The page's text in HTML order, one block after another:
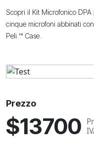
Scopri il Kit Microfonico
cinque microfoni abbinati
Peli ™ Case.
Prezzo
$13700